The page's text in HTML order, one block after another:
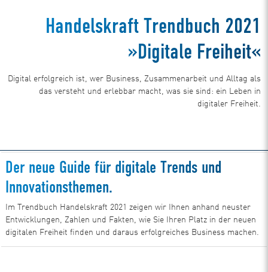
Handelskraft Trendbuch 2021
»Digitale Freiheit«
Digital erfolgreich ist, wer Business, Zusammenarbeit und Alltag als
das versteht und erlebbar macht, was sie sind: ein Leben in
digitaler Freiheit.
Der neue Guide für digitale Trends und
Innovationsthemen.
Im Trendbuch Handelskraft 2021 zeigen wir Ihnen anhand neuster
Entwicklungen, Zahlen und Fakten, wie Sie Ihren Platz in der neuen
digitalen Freiheit finden und daraus erfolgreiches Business machen.